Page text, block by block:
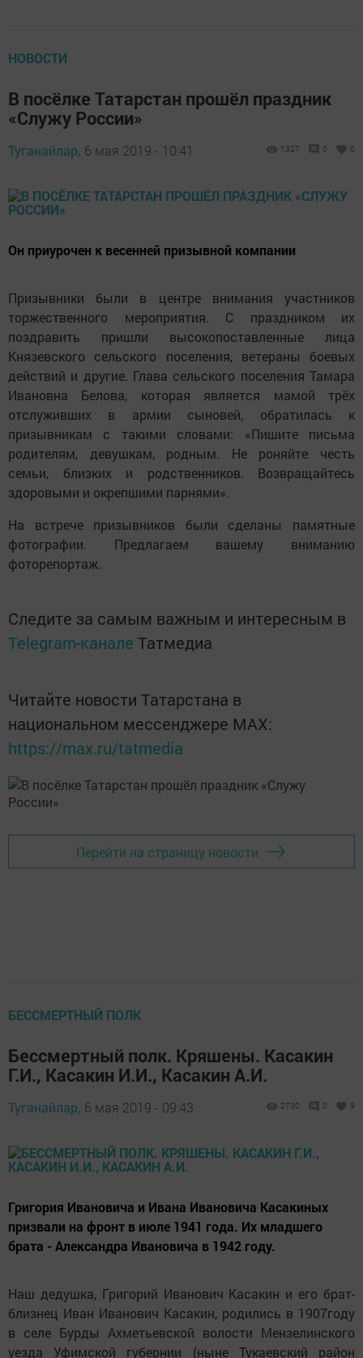
НОВОСТИ
В посёлке Татарстан прошёл праздник
«Служу России»
Туганайлар, 6 мая 2019 - 10:41 1327 0 0
Он приурочен к весенней призывной компании
Призывники были в центре внимания участников
торжественного мероприятия. С праздником их
поздравить пришли высокопоставленные лица
Князевского сельского поселения, ветераны боевых
действий и другие. Глава сельского поселения Тамара
Ивановна Белова, которая является мамой трёх
отслуживших в армии сыновей, обратилась к
призывникам с такими словами: «Пишите письма
родителям, девушкам, родным. Не роняйте честь
семьи, близких и родственников. Возвращайтесь
здоровыми и окрепшими парнями».
На встрече призывников были сделаны памятные
фотографии. Предлагаем вашему вниманию
фоторепортаж.
Следите за самым важным и интересным в
Telegram-канале Татмедиа
Читайте новости Татарстана в
национальном мессенджере MАХ:
https://max.ru/tatmedia
Перейти на страницу новости
БЕССМЕРТНЫЙ ПОЛК
Бессмертный полк. Кряшены. Касакин
Г.И., Касакин И.И., Касакин А.И.
Туганайлар, 6 мая 2019 - 09:43 2730 0 9
Григория Ивановича и Ивана Ивановича Касакиных
призвали на фронт в июле 1941 года. Их младшего
брата - Александра Ивановича в 1942 году.
Наш дедушка, Григорий Иванович Касакин и его брат-
близнец Иван Иванович Касакин, родились в 1907году
в селе Бурды Ахметьевской волости Мензелинского
уезда Уфимской губернии (ныне Тукаевский район